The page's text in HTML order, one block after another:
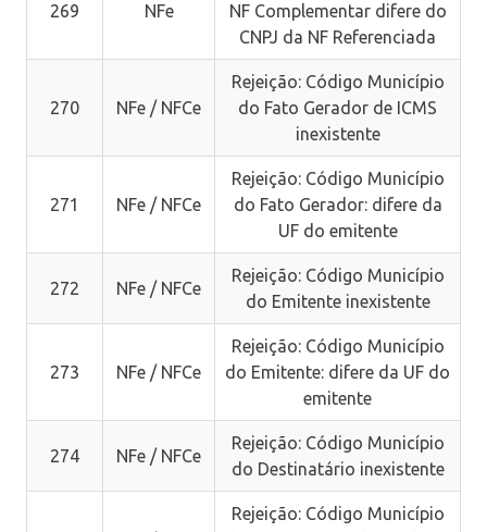
269 NFe
NF Complementar difere do
CNPJ da NF Referenciada
270 NFe / NFCe
Rejeição: Código Município
do Fato Gerador de ICMS
inexistente
271 NFe / NFCe
Rejeição: Código Município
do Fato Gerador: difere da
UF do emitente
272 NFe / NFCe
Rejeição: Código Município
do Emitente inexistente
273 NFe / NFCe
Rejeição: Código Município
do Emitente: difere da UF do
emitente
274 NFe / NFCe
Rejeição: Código Município
do Destinatário inexistente
Rejeição: Código Município